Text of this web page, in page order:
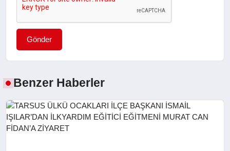
Gönder
Benzer Haberler